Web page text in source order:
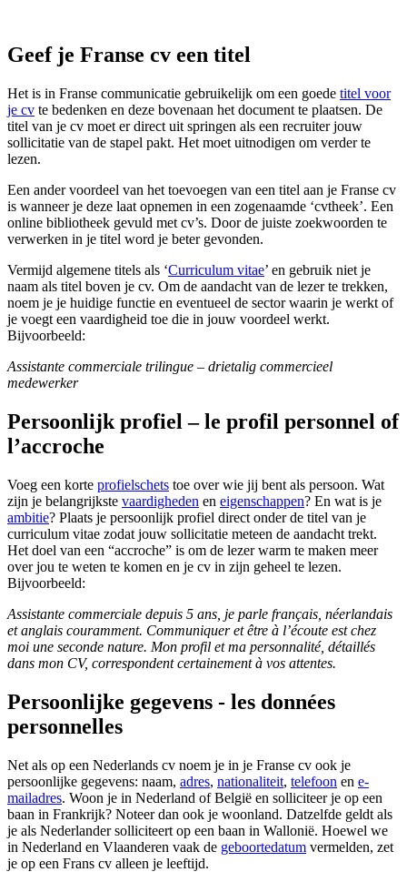
Geef je Franse cv een titel
Het is in Franse communicatie gebruikelijk om een goede titel voor
je cv te bedenken en deze bovenaan het document te plaatsen. De
titel van je cv moet er direct uit springen als een recruiter jouw
sollicitatie van de stapel pakt. Het moet uitnodigen om verder te
lezen.
Een ander voordeel van het toevoegen van een titel aan je Franse cv
is wanneer je deze laat opnemen in een zogenaamde ‘cvtheek’. Een
online bibliotheek gevuld met cv’s. Door de juiste zoekwoorden te
verwerken in je titel word je beter gevonden.
Vermijd algemene titels als ‘Curriculum vitae’ en gebruik niet je
naam als titel boven je cv. Om de aandacht van de lezer te trekken,
noem je je huidige functie en eventueel de sector waarin je werkt of
je voegt een vaardigheid toe die in jouw voordeel werkt.
Bijvoorbeeld:
Assistante commerciale trilingue – drietalig commercieel
medewerker
Persoonlijk profiel – le profil personnel of
l’accroche
Voeg een korte profielschets toe over wie jij bent als persoon. Wat
zijn je belangrijkste vaardigheden en eigenschappen? En wat is je
ambitie? Plaats je persoonlijk profiel direct onder de titel van je
curriculum vitae zodat jouw sollicitatie meteen de aandacht trekt.
Het doel van een “accroche” is om de lezer warm te maken meer
over jou te weten te komen en je cv in zijn geheel te lezen.
Bijvoorbeeld:
Assistante commerciale depuis 5 ans, je parle français, néerlandais
et anglais couramment. Communiquer et être à l’écoute est chez
moi une seconde nature. Mon profil et ma personnalité, détaillés
dans mon CV, correspondent certainement à vos attentes.
Persoonlijke gegevens - les données
personnelles
Net als op een Nederlands cv noem je in je Franse cv ook je
persoonlijke gegevens: naam, adres, nationaliteit, telefoon en e-
mailadres. Woon je in Nederland of België en solliciteer je op een
baan in Frankrijk? Noteer dan ook je woonland. Datzelfde geldt als
je als Nederlander solliciteert op een baan in Wallonië. Hoewel we
in Nederland en Vlaanderen vaak de geboortedatum vermelden, zet
je op een Frans cv alleen je leeftijd.